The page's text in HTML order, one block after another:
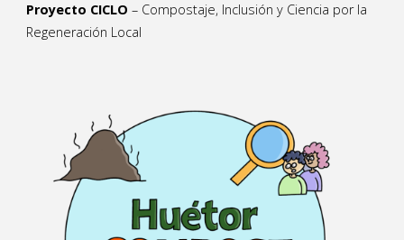
Proyecto CICLO – Compostaje, Inclusión y Ciencia por la
Regeneración Local